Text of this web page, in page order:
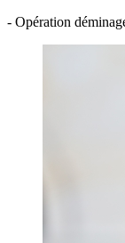
- Opération